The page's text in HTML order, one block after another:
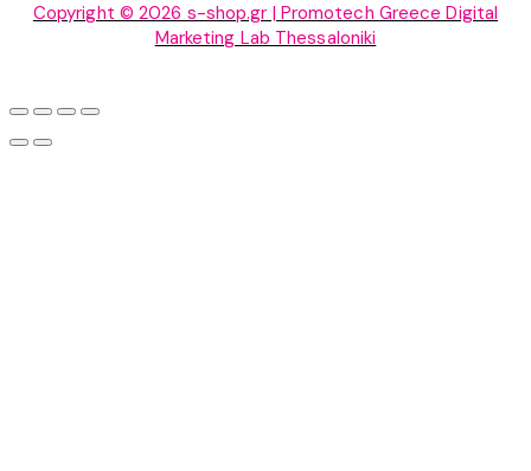
Copyright © 2026 s-shop.gr | Promotech Greece Digital
Marketing Lab Thessaloniki